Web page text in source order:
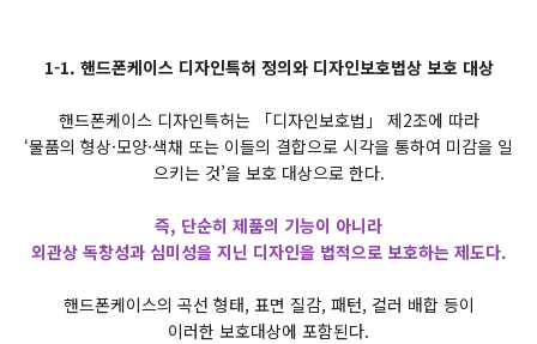
1-1. 핸드폰케이스 디자인특허 정의와 디자인보호법상 보호 대상
핸드폰케이스 디자인특허는 「디자인보호법」 제2조에 따라
‘물품의 형상·모양·색채 또는 이들의 결합으로 시각을 통하여 미감을 일
으키는 것’을 보호 대상으로 한다.
즉, 단순히 제품의 기능이 아니라
외관상 독창성과 심미성을 지닌 디자인을 법적으로 보호하는 제도다.
핸드폰케이스의 곡선 형태, 표면 질감, 패턴, 컬러 배합 등이
이러한 보호대상에 포함된다.